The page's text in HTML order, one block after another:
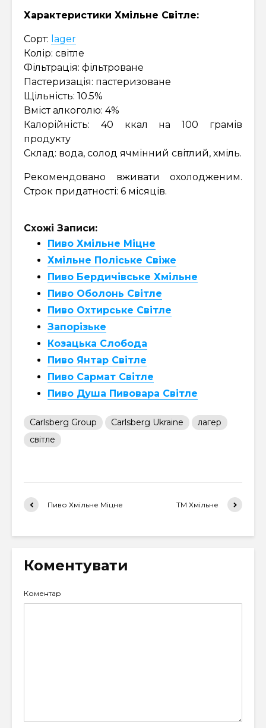
Характеристики Хмільне Світле:
Сорт: lager
Колір: світле
Фільтрація: фільтроване
Пастеризація: пастеризоване
Щільність: 10.5%
Вміст алкоголю: 4%
Калорійність: 40 ккал на 100 грамів
продукту
Склад: вода, солод ячмінний світлий, хміль.
Рекомендовано вживати охолодженим.
Строк придатності: 6 місяців.
Схожі Записи:
Пиво Хмільне Міцне
Хмільне Поліське Свіже
Пиво Бердичівське Хмільне
Пиво Оболонь Світле
Пиво Охтирське Світле
Запорізьке
Козацька Слобода
Пиво Янтар Світле
Пиво Сармат Світле
Пиво Душа Пивовара Світле
Carlsberg Group Carlsberg Ukraine
лагер
світле
Пиво Хмільне Міцне ТМ Хмільне
Коментувати
Коментар